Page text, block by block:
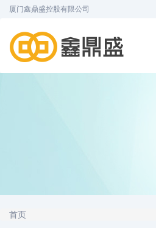
厦门鑫鼎盛控股有限公司
首页